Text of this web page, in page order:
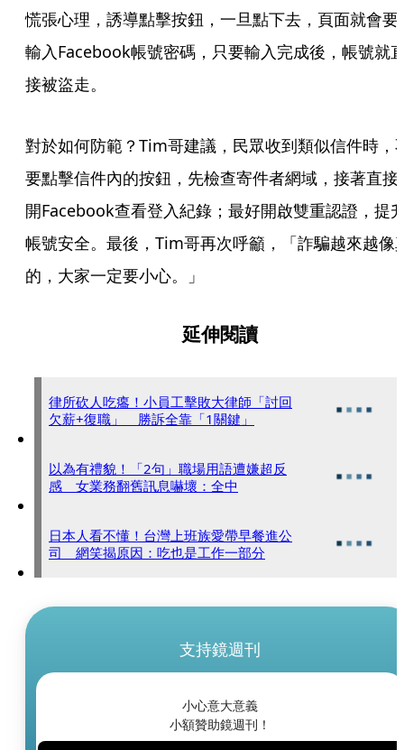
慌張心理，誘導點擊按鈕，一旦點下去，頁面就會要
輸入Facebook帳號密碼，只要輸入完成後，帳號就
接被盜走。
對於如何防範？Tim哥建議，民眾收到類似信件時，
要點擊信件內的按鈕，先檢查寄件者網域，接著直接
開Facebook查看登入紀錄；最好開啟雙重認證，提
帳號安全。最後，Tim哥再次呼籲，「詐騙越來越像
的，大家一定要小心。」
延伸閱讀
律所砍人吃癟！小員工擊敗大律師「討回
欠薪+復職」 勝訴全靠「1關鍵」
以為有禮貌！「2句」職場用語遭嫌超反
感 女業務翻舊訊息嚇壞：全中
日本人看不懂！台灣上班族愛帶早餐進公
司 網笑揭原因：吃也是工作一部分
支持鏡週刊
小心意大意義
小額贊助鏡週刊！